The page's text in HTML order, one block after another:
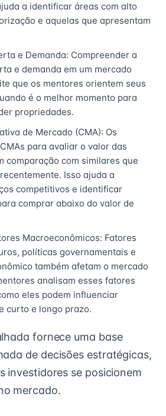
a identificar áreas com alto
e aquelas que apresentam
e Demanda: Compreender a
e demanda em um mercado
que os mentores orientem seus
é o melhor momento para
propriedades.
de Mercado (CMA): Os
para avaliar o valor das
comparação com similares que
Isso ajuda a
competitivos e identificar
comprar abaixo do valor de
Macroeconômicos: Fatores
políticas governamentais e
também afetam o mercado
analisam esses fatores
eles podem influenciar
curto e longo prazo.
fornece uma base
de decisões estratégicas,
investidores se posicionem
mercado.